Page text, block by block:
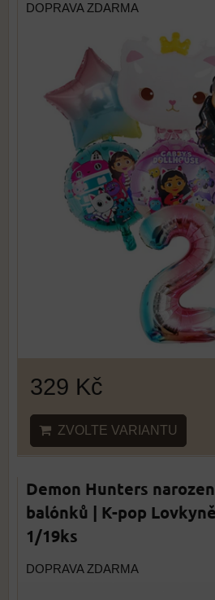
DOPRAVA ZDARMA
329 Kč
ZVOLTE VARIANTU
Demon Hunters
balónků | K-pop
1/19ks
DOPRAVA ZDARMA